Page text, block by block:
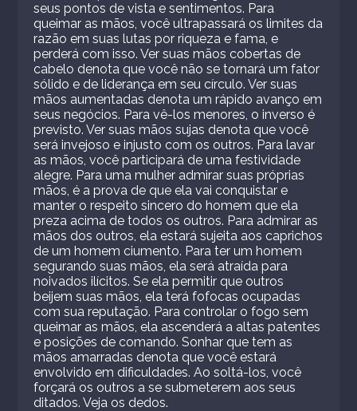
seus pontos de vista e sentimentos. Para
queimar as mãos, você ultrapassará os limites da
razão em suas lutas por riqueza e fama, e
perderá com isso. Ver suas mãos cobertas de
cabelo denota que você não se tornará um fator
sólido e de liderança em seu círculo. Ver suas
mãos aumentadas denota um rápido avanço em
seus negócios. Para vê-los menores, o inverso é
previsto. Ver suas mãos sujas denota que você
será invejoso e injusto com os outros. Para lavar
as mãos, você participará de uma festividade
alegre. Para uma mulher admirar suas próprias
mãos, é a prova de que ela vai conquistar e
manter o respeito sincero do homem que ela
preza acima de todos os outros. Para admirar as
mãos dos outros, ela estará sujeita aos caprichos
de um homem ciumento. Para ter um homem
segurando suas mãos, ela será atraída para
noivados ilícitos. Se ela permitir que outros
beijem suas mãos, ela terá fofocas ocupadas
com sua reputação. Para controlar o fogo sem
queimar as mãos, ela ascenderá a altas patentes
e posições de comando. Sonhar que tem as
mãos amarradas denota que você estará
envolvido em dificuldades. Ao soltá-los, você
forçará os outros a se submeterem aos seus
ditados. Veja os dedos.